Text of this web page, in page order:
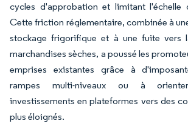
cycles d'approbation et limitant l'échelle
Cette friction réglementaire, combinée à
stockage frigorifique et à une fuite vers
marchandises sèches, a poussé les
emprises existantes grâce à
rampes multi-niveaux ou à
investissements en plateformes vers des
plus éloignés.